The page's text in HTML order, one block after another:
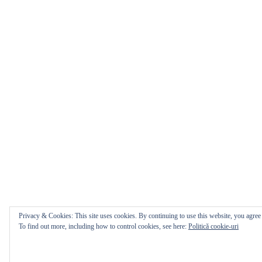
Privacy & Cookies: This site uses cookies. By continuing to use this website, you
To find out more, including how to control cookies, see here: Politică cookie-uri